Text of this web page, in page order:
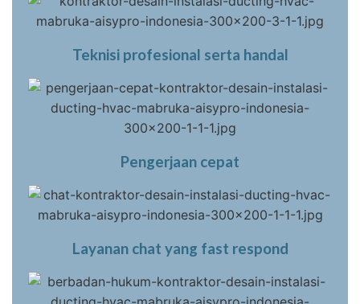
Teknisi profesional serta handal
Pengerjaan cepat
Layanan chat yang fast respond